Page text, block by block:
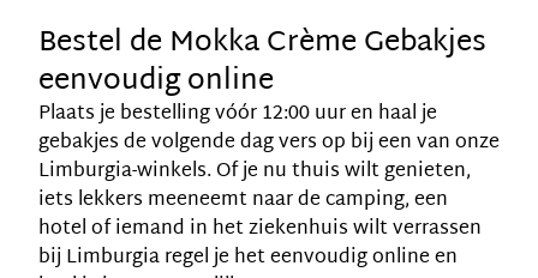
Bestel de Mokka Crème Gebakjes
eenvoudig online
Plaats je bestelling vóór 12:00 uur en haal je
gebakjes de volgende dag vers op bij een van onze
Limburgia-winkels. Of je nu thuis wilt genieten,
iets lekkers meeneemt naar de camping, een
hotel of iemand in het ziekenhuis wilt verrassen
bij Limburgia regel je het eenvoudig online en